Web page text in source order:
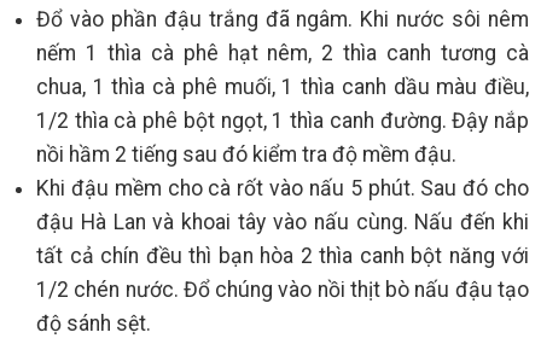
Đổ vào phần đậu trắng đã ngâm. Khi nước sôi nêm
nếm 1 thìa cà phê hạt nêm, 2 thìa canh tương cà
chua, 1 thìa cà phê muối, 1 thìa canh dầu màu điều,
1/2 thìa cà phê bột ngọt, 1 thìa canh đường. Đậy nắp
nồi hầm 2 tiếng sau đó kiểm tra độ mềm đậu.
Khi đậu mềm cho cà rốt vào nấu 5 phút. Sau đó cho
đậu Hà Lan và khoai tây vào nấu cùng. Nấu đến khi
tất cả chín đều thì bạn hòa 2 thìa canh bột năng với
1/2 chén nước. Đổ chúng vào nồi thịt bò nấu đậu tạo
độ sánh sệt.